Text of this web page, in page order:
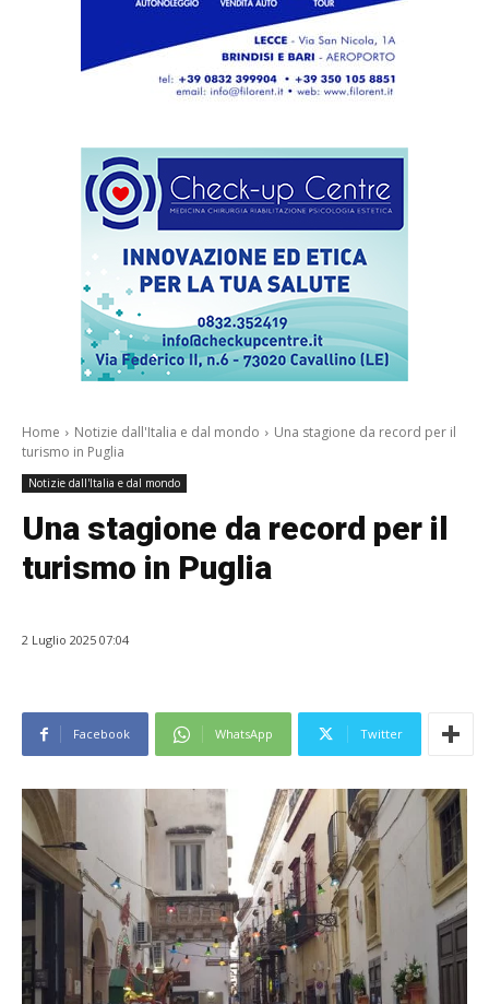
Home Notizie dall'Italia e dal mondo
Una stagione da record per il
turismo in Puglia
Notizie dall'Italia e dal mondo
Una stagione da record per il
turismo in Puglia
2 Luglio 2025 07:04
Facebook WhatsApp Twitter